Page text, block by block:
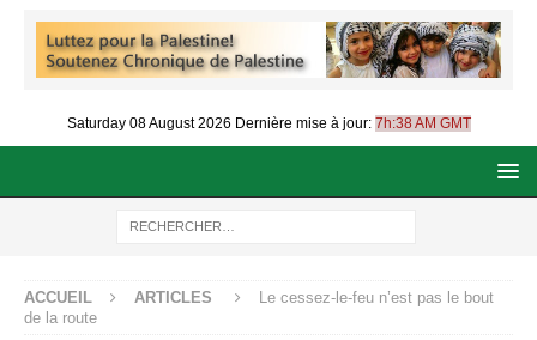
Saturday 08 August 2026 Dernière mise à jour: 7h:38 AM GMT
ACCUEIL ARTICLES
Le cessez-le-feu n’est pas le bout
de la route